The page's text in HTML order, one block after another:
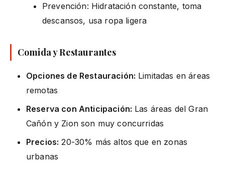
Prevención: Hidratación constante, toma
descansos, usa ropa ligera
Comida y Restaurantes
Opciones de Restauración: Limitadas en áreas
remotas
Reserva con Anticipación: Las áreas del Gran
Cañón y Zion son muy concurridas
Precios: 20-30% más altos que en zonas
urbanas